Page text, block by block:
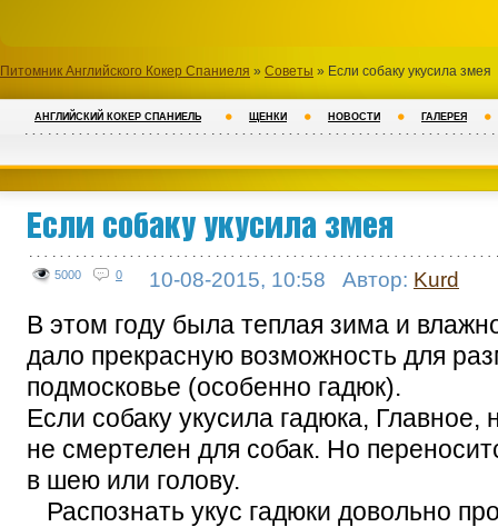
Питомник Английского Кокер Спаниеля » Советы » Если собаку укусила змея
АНГЛИЙСКИЙ КОКЕР СПАНИЕЛЬ ЩЕНКИ НОВОСТИ ГАЛЕРЕЯ
Если собаку укусила змея
10-08-2015, 10:58 Автор: Kurd
5000 0
В этом году была теплая зима и
дало прекрасную возможность для
подмосковье (особенно гадюк).
Если собаку укусила гадюка, Главное,
не смертелен для собак. Но
в шею или голову.
Распознать укус гадюки довольно